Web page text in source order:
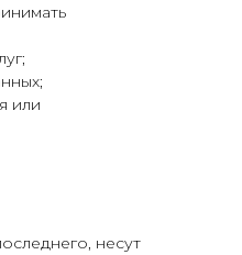
или
несут